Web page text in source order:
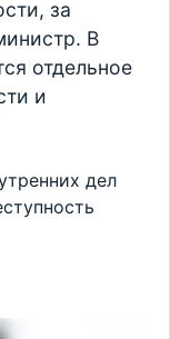
за
В
отдельное
и
дел